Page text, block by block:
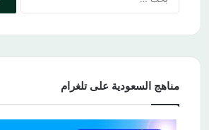
مناهج السعودية على تلغرام